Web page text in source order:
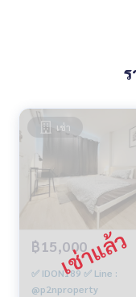
เช่า
฿15,000
✅ IDON189 ✅ Line :
@p2nproperty